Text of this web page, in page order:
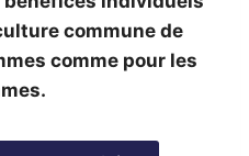
commune de
comme pour les